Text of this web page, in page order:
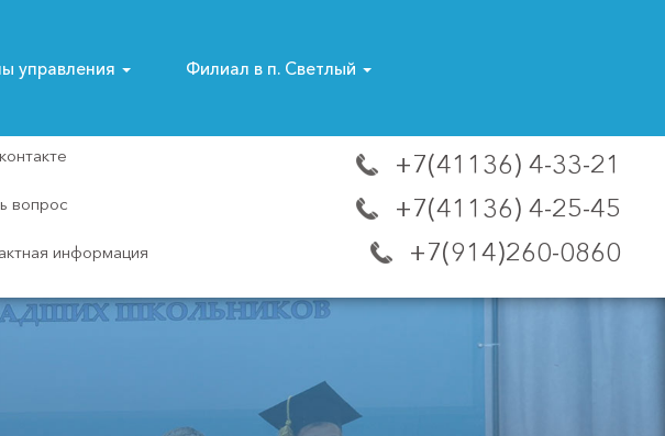
управления
Филиал в п. Светлый
вопрос
информация
+7(41136) 4-33-21
+7(41136) 4-25-45
+7(914)260-0860